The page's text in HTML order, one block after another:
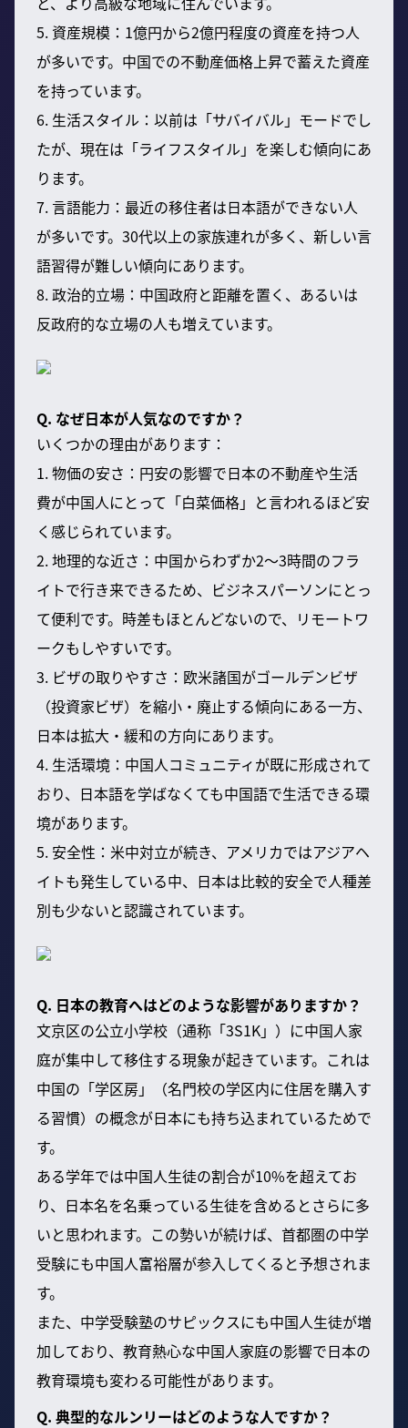
5. 資産規模：1億円から2億円程度の資産を持つ人
が多いです。中国での不動産価格上昇で蓄えた資産
を持っています。
6. 生活スタイル：以前は「サバイバル」モードでし
たが、現在は「ライフスタイル」を楽しむ傾向にあ
ります。
7. 言語能力：最近の移住者は日本語ができない人
が多いです。30代以上の家族連れが多く、新しい言
語習得が難しい傾向にあります。
8. 政治的立場：中国政府と距離を置く、あるいは
反政府的な立場の人も増えています。
Q. なぜ日本が人気なのですか？
いくつかの理由があります：
1. 物価の安さ：円安の影響で日本の不動産や生活
費が中国人にとって「白菜価格」と言われるほど安
く感じられています。
2. 地理的な近さ：中国からわずか2〜3時間のフラ
イトで行き来できるため、ビジネスパーソンにとっ
て便利です。時差もほとんどないので、リモートワ
ークもしやすいです。
3. ビザの取りやすさ：欧米諸国がゴールデンビザ
（投資家ビザ）を縮小・廃止する傾向にある一方、
日本は拡大・緩和の方向にあります。
4. 生活環境：中国人コミュニティが既に形成されて
おり、日本語を学ばなくても中国語で生活できる環
境があります。
5. 安全性：米中対立が続き、アメリカではアジアヘ
イトも発生している中、日本は比較的安全で人種差
別も少ないと認識されています。
Q. 日本の教育へはどのような影響がありますか？
文京区の公立小学校（通称「3S1K」）に中国人家
庭が集中して移住する現象が起きています。これは
中国の「学区房」（名門校の学区内に住居を購入す
る習慣）の概念が日本にも持ち込まれているためで
す。
ある学年では中国人生徒の割合が10%を超えてお
り、日本名を名乗っている生徒を含めるとさらに多
いと思われます。この勢いが続けば、首都圏の中学
受験にも中国人富裕層が参入してくると予想されま
す。
また、中学受験塾のサピックスにも中国人生徒が増
加しており、教育熱心な中国人家庭の影響で日本の
教育環境も変わる可能性があります。
Q. 典型的なルンリーはどのような人ですか？